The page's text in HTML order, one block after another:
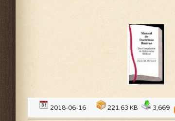
2018-06-16 221.63 KB 3,669